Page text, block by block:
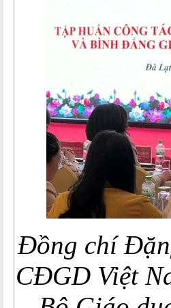
Đồng chí
CĐGD Việt